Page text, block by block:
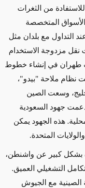
من الثغرات
الأسواق المتخصصة
التداول مع بلدان مثل
نقل مزدوجة الاستخدام
طهران في إنشاء خطوط
نظام ملاحة "بيدو"،
وسعت الصين
جهود السعودية
هذه الجهود يمكن
المتحدة.
بشكل كبير عن واشنطن،
التشغيلي العميق.
الصينية مع الجيوش